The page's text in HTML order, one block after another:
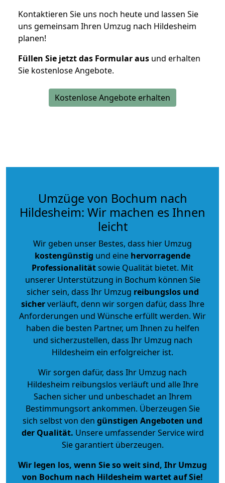
Kontaktieren Sie uns noch heute und lassen Sie
uns gemeinsam Ihren Umzug nach Hildesheim
planen!
Füllen Sie jetzt das Formular aus und erhalten
Sie kostenlose Angebote.
Kostenlose Angebote erhalten
Umzüge von Bochum nach
Hildesheim: Wir machen es Ihnen
leicht
Wir geben unser Bestes, dass hier Umzug
kostengünstig und eine hervorragende
Professionalitätsowie Qualität bietet. Mit
unserer Unterstützung in Bochum können Sie
sicher sein, dass Ihr Umzug reibungslos und
sicherverläuft, denn wir sorgen dafür, dass Ihre
Anforderungen und Wünsche erfüllt werden. Wir
haben die besten Partner, um Ihnen zu helfen
und sicherzustellen, dass Ihr Umzug nach
Hildesheim ein erfolgreicher ist.
Wir sorgen dafür, dass Ihr Umzug nach
Hildesheim reibungslos verläuft und alle Ihre
Sachen sicher und unbeschadet an Ihrem
Bestimmungsort ankommen. Überzeugen Sie
sich selbst von den günstigen Angeboten und
der Qualität. Unsere umfassender Service wird
Sie garantiert überzeugen.
Wir legen los, wenn Sie so weit sind, Ihr Umzug
von Bochum nach Hildesheim wartet auf Sie!